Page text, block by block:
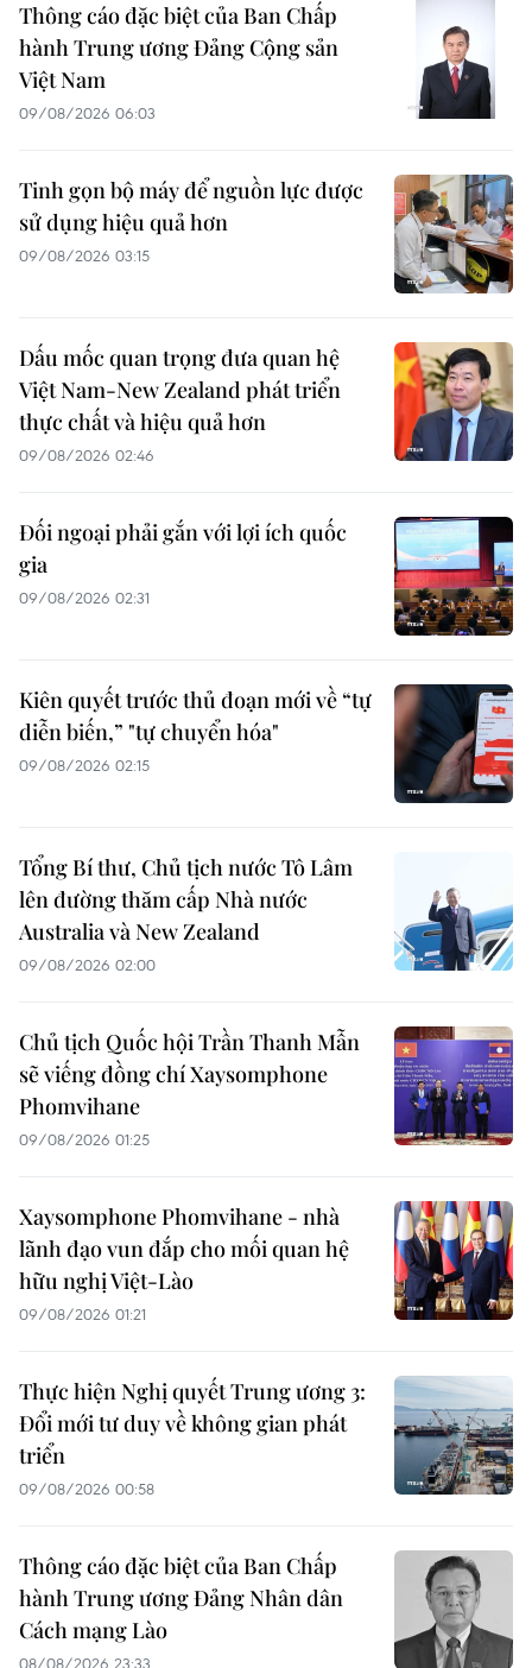
Thông cáo đặc biệt của Ban Chấp
hành Trung ương Đảng Cộng sản
Việt Nam
09/08/2026 06:03
Tinh gọn bộ máy để nguồn lực được
sử dụng hiệu quả hơn
09/08/2026 03:15
Dấu mốc quan trọng đưa quan hệ
Việt Nam-New Zealand phát triển
thực chất và hiệu quả hơn
09/08/2026 02:46
Đối ngoại phải gắn với lợi ích quốc
gia
09/08/2026 02:31
Kiên quyết trước thủ đoạn mới về “tự
diễn biến,” "tự chuyển hóa"
09/08/2026 02:15
Tổng Bí thư, Chủ tịch nước Tô Lâm
lên đường thăm cấp Nhà nước
Australia và New Zealand
09/08/2026 02:00
Chủ tịch Quốc hội Trần Thanh Mẫn
sẽ viếng đồng chí Xaysomphone
Phomvihane
09/08/2026 01:25
Xaysomphone Phomvihane - nhà
lãnh đạo vun đắp cho mối quan hệ
hữu nghị Việt-Lào
09/08/2026 01:21
Thực hiện Nghị quyết Trung ương 3:
Đổi mới tư duy về không gian phát
triển
09/08/2026 00:58
Thông cáo đặc biệt của Ban Chấp
hành Trung ương Đảng Nhân dân
Cách mạng Lào